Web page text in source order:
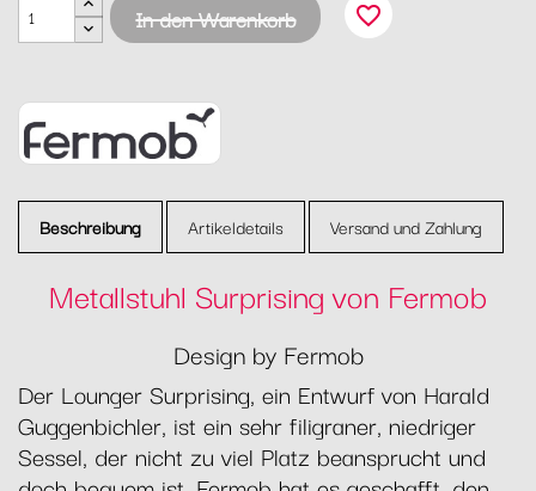
In den Warenkorb
favorite_border
Beschreibung Artikeldetails Versand und Zahlung
Metallstuhl Surprising von Fermob
Design by Fermob
Der Lounger Surprising, ein Entwurf von Harald
Guggenbichler, ist ein sehr filigraner, niedriger
Sessel, der nicht zu viel Platz beansprucht und